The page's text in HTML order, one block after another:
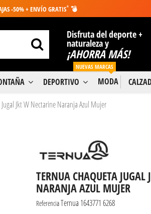
-50% + ENVÍO GRATIS* 💣
Disfruta del deporte +
naturaleza y
¡AHORRA MÁS!
DEPORTIVO MODA
NUEVAS MARCAS
Jkt W Nectarine Naranja Azul Mujer
TERNUA CHAQUETA JUGAL
NARANJA AZUL MUJER
ReferenciaTernua 1643771 6268